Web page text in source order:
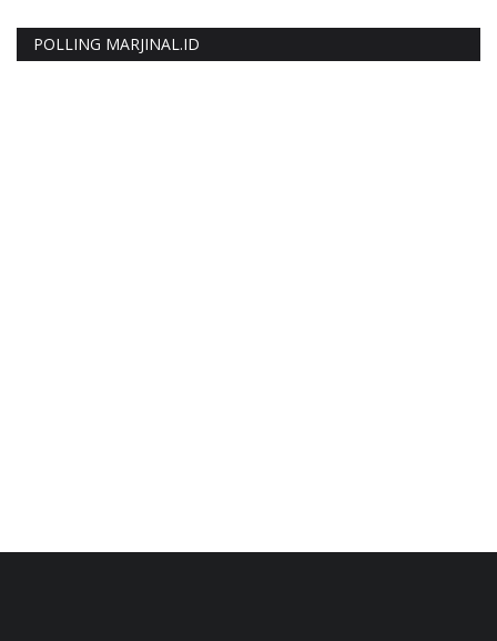
POLLING MARJINAL.ID